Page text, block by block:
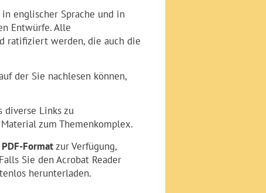
englischer Sprache und in
Entwürfe. Alle
ratifiziert werden, die auch die
der Sie nachlesen können,
diverse Links zu
zum Themenkomplex.
PDF-Formatzur Verfügung,
Sie den Acrobat Reader
herunterladen.